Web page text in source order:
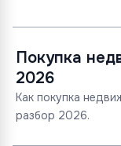
Покупка
2026
Как покупка
разбор 2026.